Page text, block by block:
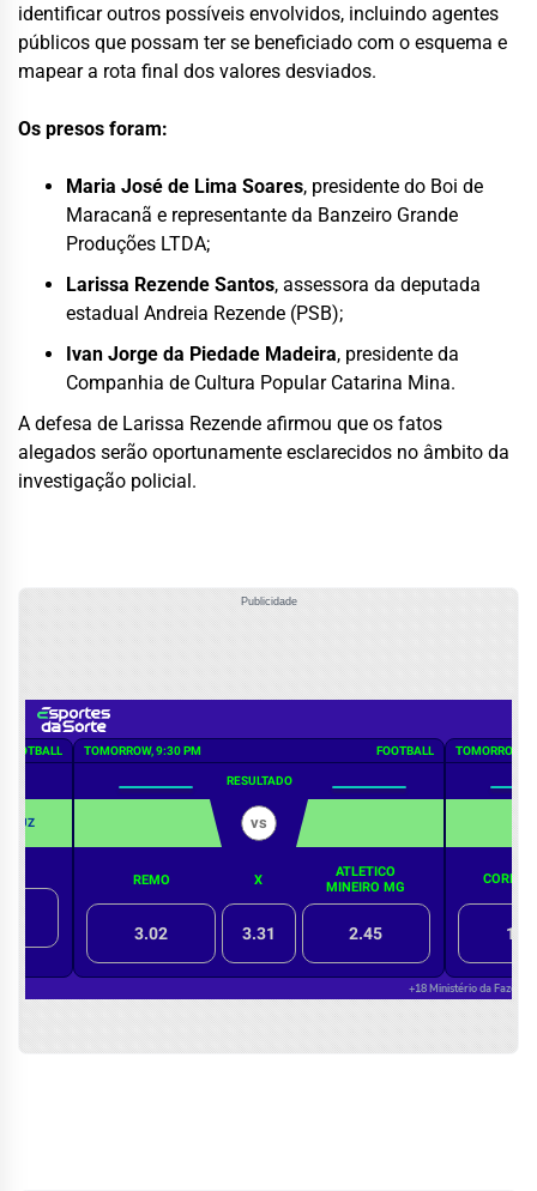
identificar outros possíveis envolvidos, incluindo agentes
públicos que possam ter se beneficiado com o esquema e
mapear a rota final dos valores desviados.
Os presos foram:
Maria José de Lima Soares, presidente do Boi de
Maracanã e representante da Banzeiro Grande
Produções LTDA;
Larissa Rezende Santos, assessora da deputada
estadual Andreia Rezende (PSB);
Ivan Jorge da Piedade Madeira, presidente da
Companhia de Cultura Popular Catarina Mina.
A defesa de Larissa Rezende afirmou que os fatos
alegados serão oportunamente esclarecidos no âmbito da
investigação policial.
Publicidade